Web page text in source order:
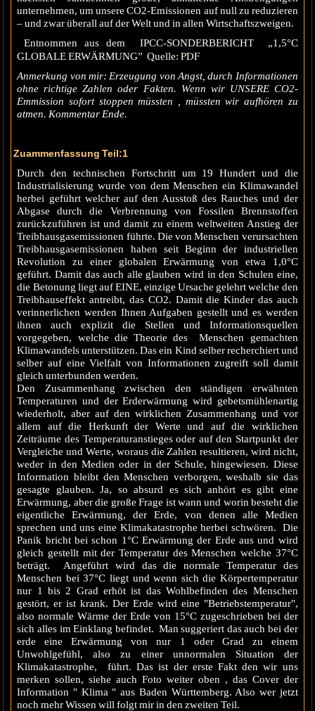
unternehmen, um unsere CO2-Emissionen auf null zu reduzieren
– und zwar überall auf der Welt und in allen Wirtschaftszweigen.
Entnommen aus dem IPCC-SONDERBERICHT „1,5°C
GLOBALE ERWÄRMUNG” Quelle: PDF
Anmerkung von mir: Erzeugung von Angst, durch Informationen
ohne richtige Zahlen oder Fakten. Wenn wir UNSERE CO2-
Emmission sofort stoppen müssten , müssten wir aufhören zu
atmen. Kommentar Ende.
Zuammenfassung Teil:1
Durch den technischen Fortschritt um 19 Hundert und die
Industrialisierung wurde von dem Menschen ein Klimawandel
herbei geführt welcher auf den Ausstoß des Rauches und der
Abgase durch die Verbrennung von Fossilen Brennstoffen
zurückzuführen ist und damit zu einem weltweiten Anstieg der
Treibhausgasemissionen führte. Die von Menschen verursachten
Treibhausgasemissionen haben seit Beginn der industriellen
Revolution zu einer globalen Erwärmung von etwa 1,0°C
geführt. Damit das auch alle glauben wird in den Schulen eine,
die Betonung liegt auf EINE, einzige Ursache gelehrt welche den
Treibhauseffekt antreibt, das CO2. Damit die Kinder das auch
verinnerlichen werden Ihnen Aufgaben gestellt und es werden
ihnen auch explizit die Stellen und Informationsquellen
vorgegeben, welche die Theorie des Menschen gemachten
Klimawandels unterstützen. Das ein Kind selber recherchiert und
selber auf eine Vielfalt von Informationen zugreift soll damit
gleich unterbunden werden.
Den Zusammenhang zwischen den ständigen erwähnten
Temperaturen und der Erderwärmung wird gebetsmühlenartig
wiederholt, aber auf den wirklichen Zusammenhang und vor
allem auf die Herkunft der Werte und auf die wirklichen
Zeiträume des Temperaturanstieges oder auf den Startpunkt der
Vergleiche und Werte, woraus die Zahlen resultieren, wird nicht,
weder in den Medien oder in der Schule, hingewiesen. Diese
Information bleibt den Menschen verborgen, weshalb sie das
gesagte glauben. Ja, so absurd es sich anhört es gibt eine
Erwärmung, aber die große Frage ist wann und worin besteht die
eigentliche Erwärmung, der Erde, von denen alle Medien
sprechen und uns eine Klimakatastrophe herbei schwören. Die
Panik bricht bei schon 1°C Erwärmung der Erde aus und wird
gleich gestellt mit der Temperatur des Menschen welche 37°C
beträgt. Angeführt wird das die normale Temperatur des
Menschen bei 37°C liegt und wenn sich die Körpertemperatur
nur 1 bis 2 Grad erhöt ist das Wohlbefinden des Menschen
gestört, er ist krank. Der Erde wird eine "Betriebstemperatur",
also normale Wärme der Erde von 15°C zugeschrieben bei der
sich alles im Einklang befindet. Man suggeriert das auch bei der
erde eine Erwärmung von nur 1 oder Grad zu einem
Unwohlgefühl, also zu einer unnormalen Situation der
Klimakatastrophe, führt. Das ist der erste Fakt den wir uns
merken sollen, siehe auch Foto weiter oben , das Cover der
Information " Klima " aus Baden Württemberg. Also wer jetzt
noch mehr Wissen will folgt mir in den zweiten Teil.